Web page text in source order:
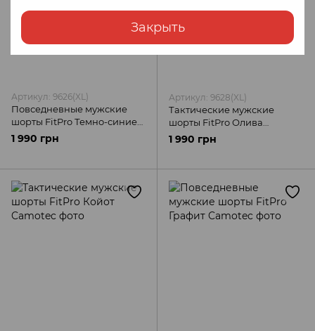
Закрыть
Артикул: 9626(XL)
Повседневные мужские
шорты FitPro Темно-синие
Camotec
1 990 грн
Артикул: 9628(XL)
Тактические мужские
шорты FitPro Олива
Camotec
1 990 грн